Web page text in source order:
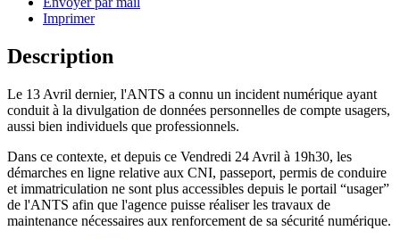
Imprimer
Description
Le 13 Avril dernier, l'ANTS a connu un incident numérique ayant
conduit à la divulgation de données personnelles de compte usagers,
aussi bien individuels que professionnels.
Dans ce contexte, et depuis ce Vendredi 24 Avril à 19h30, les
démarches en ligne relative aux CNI, passeport, permis de conduire
et immatriculation ne sont plus accessibles depuis le portail “usager”
de l'ANTS afin que l'agence puisse réaliser les travaux de
maintenance nécessaires aux renforcement de sa sécurité numérique.